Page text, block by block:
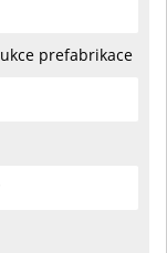
prefabrikace